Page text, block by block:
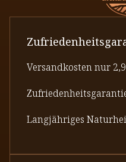
Versandkosten nur
Langjähriges